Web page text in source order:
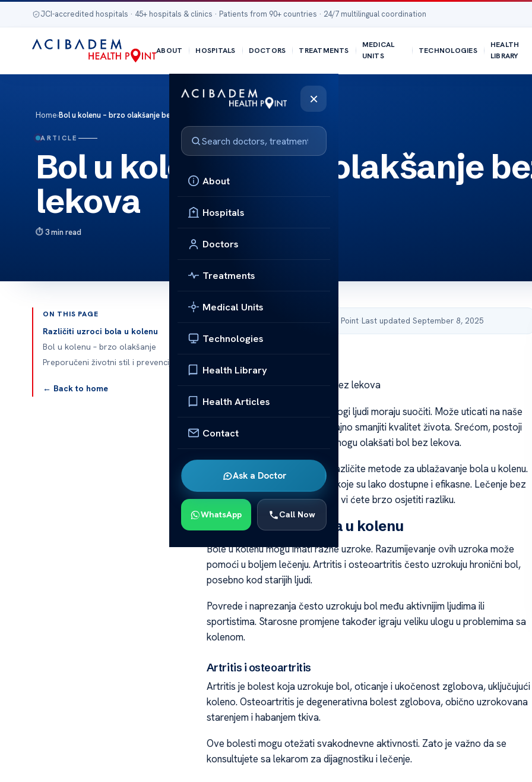
JCI-accredited hospitals · 45+ hospitals & clinics · Patients from 90+ countries · 24/7 multilingual coordination
ABOUT HOSPITALS DOCTORS TREATMENTS
MEDICAL
UNITS
TECHNOLOGIES
HEALTH
LIBRARY
×
About
Hospitals
Doctors
Treatments
Medical Units
Technologies
Health Library
Health Articles
Contact
Ask a Doctor
WhatsApp Call Now
Home›Bol u kolenu – brzo olakšanje bez lekova
ARTICLE
Bol u kolenu – brzo olakšanje
lekova
3 min read
ON THIS PAGE
Različiti uzroci bola u kolenu
Bol u kolenu – brzo olakšanje
Preporučeni životni stil i prevencija
← Back to home
Published by Acibadem Health Point·Last updated September 8, 2025
Bol u kolenu – brzo olakšanje bez lekova
Bol u kolenu je problem koji mnogi ljudi moraju suočiti. Može uticati na naše
svakodnevne aktivnosti i značajno smanjiti kvalitet života. Srećom, postoji
mnogo prirodnih metoda koje mogu olakšati bol bez lekova.
U ovom tekstu ćemo istražiti različite metode za ublažavanje bola u kolenu.
Fokusirat ćemo se na metode koje su lako dostupne i efikasne. Lečenje bez
lekova može biti jednostavno, i vi ćete brzo osjetiti razliku.
Različiti uzroci bola u kolenu
Bole u kolenu mogu imati razne uzroke. Razumijevanje ovih uzroka može
pomoći u boljem lečenju. Artritis i osteoartritis često uzrokuju hronični bol,
posebno kod starijih ljudi.
Povrede i naprezanja često uzrokuju bol među aktivnijim ljudima ili
sportistima. Starosne promjene također igraju veliku ulogu u problemima sa
kolenom.
Artritis i osteoartritis
Artritis je bolest koja uzrokuje bol, oticanje i ukočenost zglobova, uključujući
koleno. Osteoartritis je degenerativna bolest zglobova, obično uzrokovana
starenjem i habanjem tkiva.
Ove bolesti mogu otežati svakodnevne aktivnosti. Zato je važno da se
konsultujete sa lekarom za dijagnostiku i lečenje.